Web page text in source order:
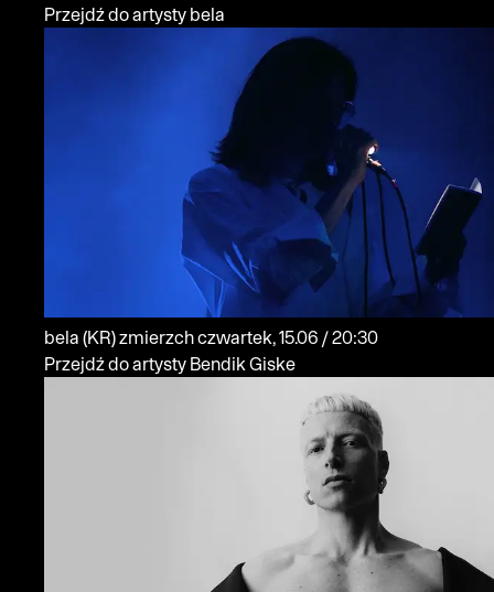
Przejdź do artysty bela
bela (KR)zmierzch
czwartek, 15.06 / 20:30
Przejdź do artysty Bendik Giske